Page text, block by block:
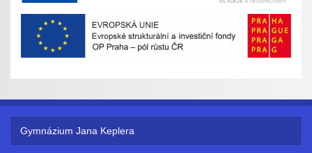
Gymnázium Jana Keplera